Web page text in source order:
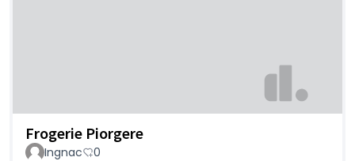
Frogerie Piorgere
Ingnac 0